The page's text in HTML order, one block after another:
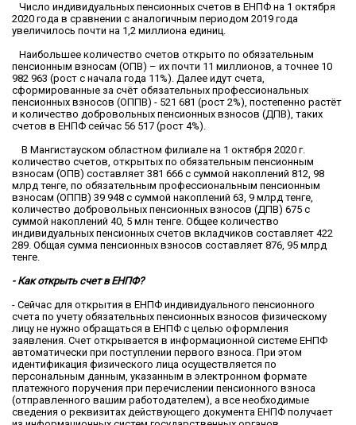
Число индивидуальных пенсионных счетов в ЕНПФ на 1 октября
2020 года в сравнении с аналогичным периодом 2019 года
увеличилось почти на 1,2 миллиона единиц.
Наибольшее количество счетов открыто по обязательным
пенсионным взносам (ОПВ) – их почти 11 миллионов, а точнее 10
982 963 (рост с начала года 11%). Далее идут счета,
сформированные за счёт обязательных профессиональных
пенсионных взносов (ОППВ) - 521 681 (рост 2%), постепенно растёт
и количество добровольных пенсионных взносов (ДПВ), таких
счетов в ЕНПФ сейчас 56 517 (рост 4%).
В Мангистауском областном филиале на 1 октября 2020 г.
количество счетов, открытых по обязательным пенсионным
взносам (ОПВ) составляет 381 666 с суммой накоплений 812, 98
млрд тенге, по обязательным профессиональным пенсионным
взносам (ОППВ) 39 948 с суммой накоплений 63, 9 млрд тенге,
количество добровольных пенсионных взносов (ДПВ) 675 с
суммой накоплений 40, 5 млн тенге. Общее количество
индивидуальных пенсионных счетов вкладчиков составляет 422
289. Общая сумма пенсионных взносов составляет 876, 95 млрд
тенге.
- Как открыть счет в ЕНПФ?
- Сейчас для открытия в ЕНПФ индивидуального пенсионного
счета по учету обязательных пенсионных взносов физическому
лицу не нужно обращаться в ЕНПФ с целью оформления
заявления. Счет открывается в информационной системе ЕНПФ
автоматически при поступлении первого взноса. При этом
идентификация физического лица осуществляется по
персональным данным, указанным в электронном формате
платежного поручения при перечислении пенсионного взноса
(отправленного вашим работодателем), а все необходимые
сведения о реквизитах действующего документа ЕНПФ получает